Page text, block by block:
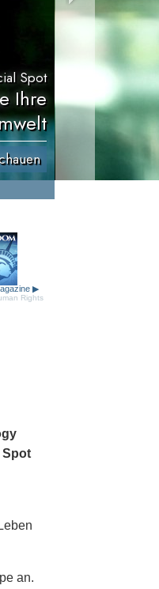
Spot
Ihre
▶
Rights
Spot
an.